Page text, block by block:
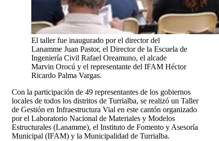
El taller fue inaugurado por el director del
Lanamme Juan Pastor, el Director de la Escuela de
Ingeniería Civil Rafael Oreamuno, el alcade
Marvin Orocú y el representante del IFAM Héctor
Ricardo Palma Vargas.
Con la participación de 49 representantes de los gobiernos
locales de todos los distritos de Turrialba, se realizó un Taller
de Gestión en Infraestructura Vial en este cantón organizado
por el Laboratorio Nacional de Materiales y Modelos
Estructurales (Lanamme), el Instituto de Fomento y Asesoría
Municipal (IFAM) y la Municipalidad de Turrialba.